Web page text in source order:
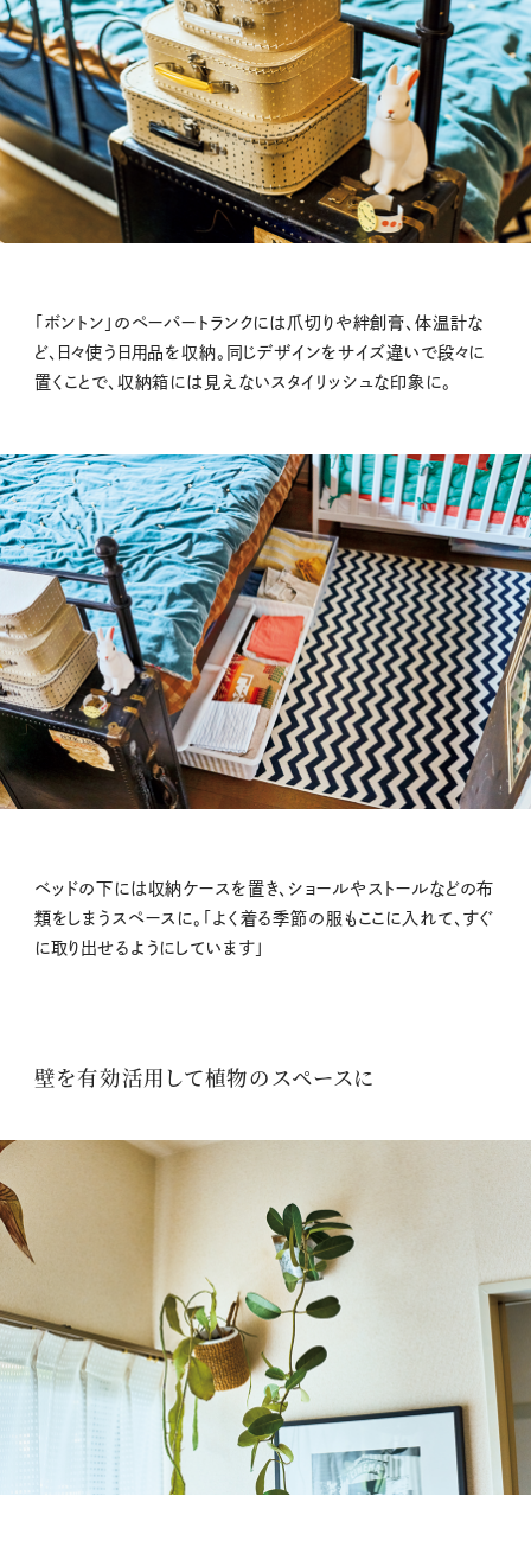
「ボントン」のペーパートランクには爪切りや絆創膏、体温計な
ど、日々使う日用品を収納。同じデザインをサイズ違いで段々に
置くことで、収納箱には見えないスタイリッシュな印象に。
ベッドの下には収納ケースを置き、ショールやストールなどの布
類をしまうスペースに。「よく着る季節の服もここに入れて、すぐ
に取り出せるようにしています」
壁を有効活用して植物のスペースに